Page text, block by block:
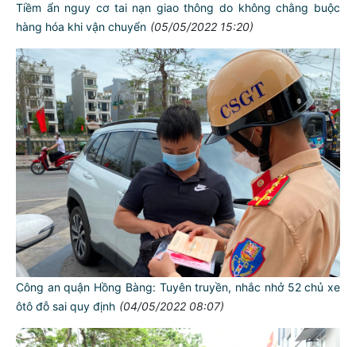
Tiềm ẩn nguy cơ tai nạn giao thông do không chằng buộc
hàng hóa khi vận chuyển (05/05/2022 15:20)
Công an quận Hồng Bàng: Tuyên truyền, nhắc nhở 52 chủ xe
ôtô đỗ sai quy định (04/05/2022 08:07)